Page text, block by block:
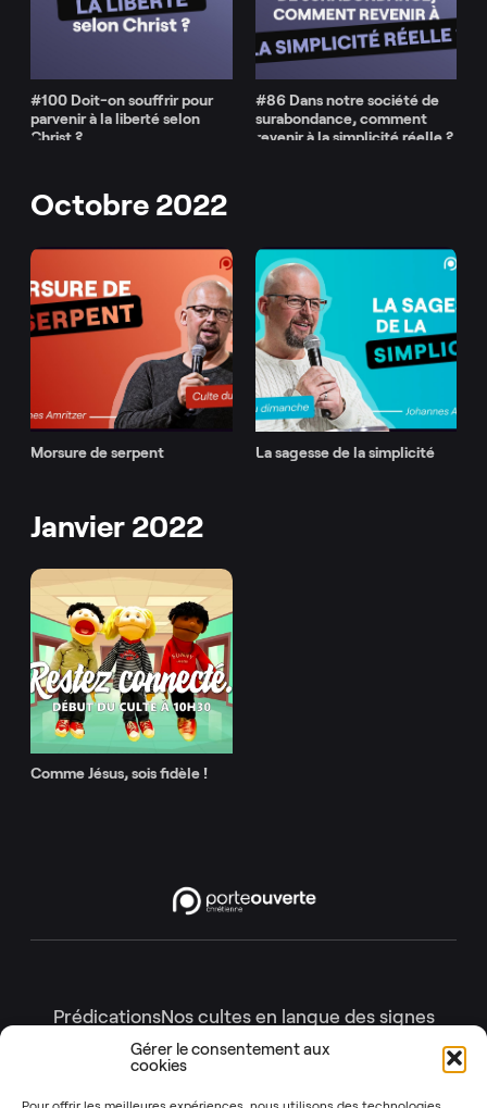
Gérer le consentement aux
cookies
#100 Doit-on souffrir pour
parvenir à la liberté selon
Christ ?
#86 Dans notre société de
surabondance, comment
revenir à la simplicité réelle ?
Octobre 2022
Morsure de serpent La sagesse de la simplicité
Janvier 2022
Comme Jésus, sois fidèle !
PrédicationsNos cultes en langue des signes
Nos cultes en intégralité